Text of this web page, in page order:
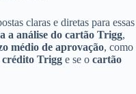
claras e diretas para essas
a análise do cartão Trigg,
médio de aprovação, como
crédito Trigg e se o cartão